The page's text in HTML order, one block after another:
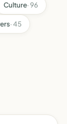
Culture· 96
· 45